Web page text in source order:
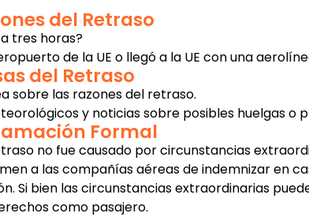
del Retraso
tres horas?
de la UE o llegó a la UE con una
del Retraso
sobre las razones del retraso.
y noticias sobre posibles huelgas o
Formal
no fue causado por circunstancias
a las compañías aéreas de indemnizar en
Si bien las circunstancias extraordinarias
como pasajero.